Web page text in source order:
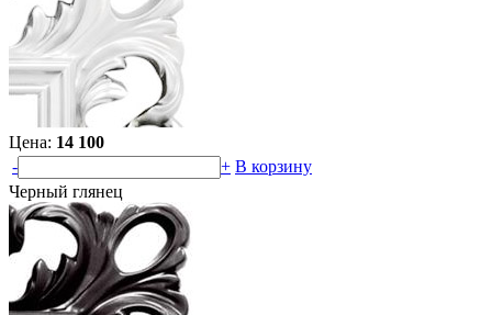
Цена: 14 100
-
+ В корзину
Черный глянец